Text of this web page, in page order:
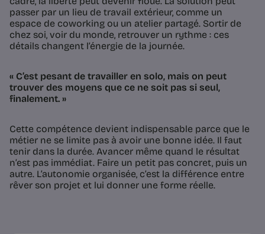
passer par un lieu de travail extérieur, comme un
espace de coworking ou un atelier partagé. Sortir de
chez soi, voir du monde, retrouver un rythme : ces
détails changent l’énergie de la journée.
« C’est pesant de travailler en solo, mais on peut
trouver des moyens que ce ne soit pas si seul,
finalement. »
Cette compétence devient indispensable parce que le
métier ne se limite pas à avoir une bonne idée. Il faut
tenir dans la durée. Avancer même quand le résultat
n’est pas immédiat. Faire un petit pas concret, puis un
autre. L’autonomie organisée, c’est la différence entre
rêver son projet et lui donner une forme réelle.